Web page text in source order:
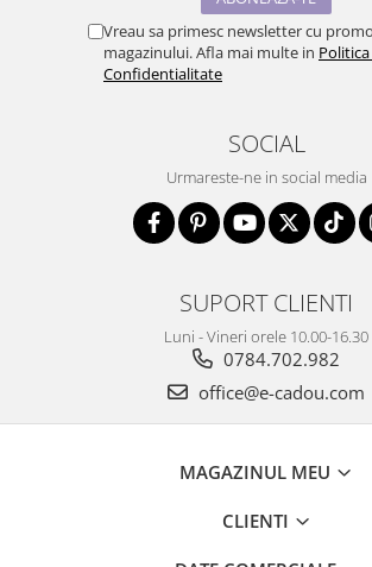
Vreau sa primesc newsletter cu
magazinului. Afla mai multe in
Confidentialitate
SOCIAL
Urmareste-ne in social media
SUPORT CLIENTI
Luni - Vineri orele 10.00-16.30
0784.702.982
office@e-cadou.com
MAGAZINUL MEU
CLIENTI